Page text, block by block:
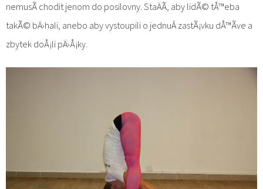
nemusÃ­ chodit jenom do posilovny. StaÄÃ­, aby lidÃ© tÅ™eba
takÃ© bÄ›hali, anebo aby vystoupili o jednuÂ zastÃ¡vku dÅ™Ã­ve a
zbytek doÅ¡li pÄ›Å¡ky.